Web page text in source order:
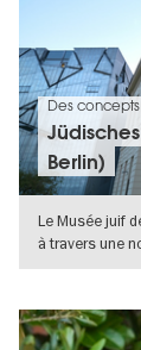
Des
Berlin)
Le Musée juif
à travers une